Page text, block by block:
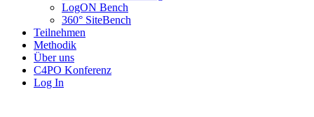
LogON Bench
360° SiteBench
Teilnehmen
Methodik
Über uns
C4PO Konferenz
Log In